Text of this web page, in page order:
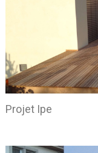
Projet Ipe